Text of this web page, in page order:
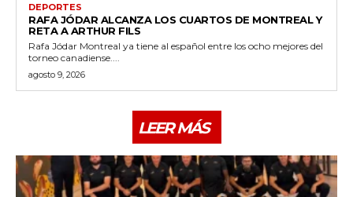
DEPORTES
RAFA JÓDAR ALCANZA LOS CUARTOS DE MONTREAL Y
RETA A ARTHUR FILS
Rafa Jódar Montreal ya tiene al español entre los ocho mejores del
torneo canadiense....
agosto 9, 2026
LEER MÁS